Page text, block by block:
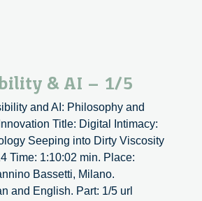
& AI – 1/5
and AI: Philosophy and
Title: Digital Intimacy:
Seeping into Dirty Viscosity
Time: 1:10:02 min. Place:
Bassetti, Milano.
and English. Part: 1/5 url